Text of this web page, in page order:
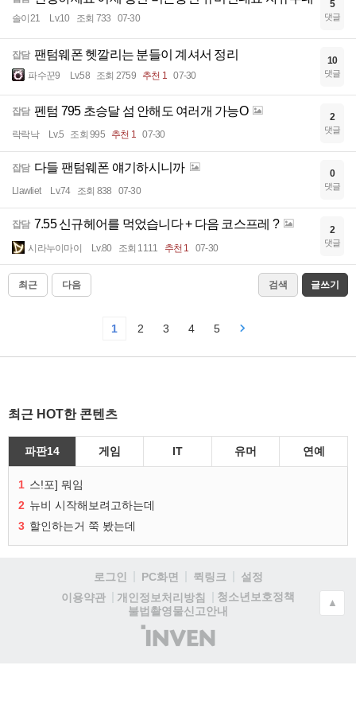
솔이21 Lv.10 조회 733 07-30
5
댓글
잡담 팬텀웨폰 헷깔리는 분들이 계셔서 정리
파수꾼9 Lv.58 조회 2759 추천 1 07-30
10
댓글
잡담 펜텀 795 초승달 섬 안해도 여러개 가능O
락락낙 Lv.5 조회 995 추천 1 07-30
2
댓글
잡담 다들 팬텀웨폰 얘기하시니까
Llawliet Lv.74 조회 838 07-30
0
댓글
잡담 7.55 신규헤어를 먹었습니다 + 다음 코스프레 ?
시라누이마이 Lv.80 조회 1111 추천 1 07-30
2
댓글
최근 다음 검색 글쓰기
1 2 3 4 5
최근 HOT한 콘텐츠
파판14 게임 IT 유머 연예
1 스!포] 뭐임
2 뉴비 시작해보려고하는데
3 할인하는거 쭉 봤는데
로그인 PC화면 퀵링크
설정
이용약관
개인정보처리방침
청소년보호정책
불법촬영물신고안내
(주)
인
▲